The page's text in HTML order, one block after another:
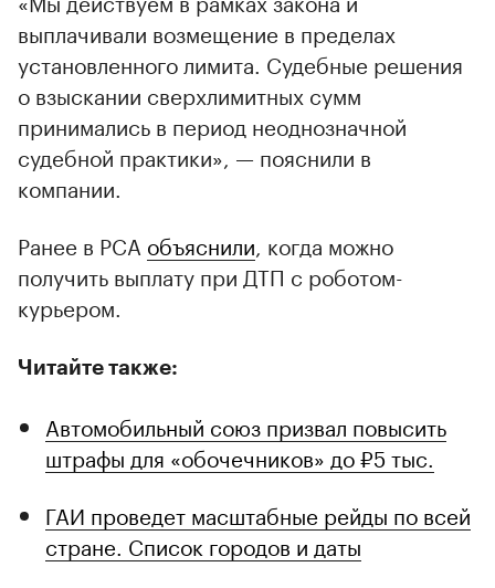
выплачивали возмещение в пределах
установленного лимита. Судебные решения
о взыскании сверхлимитных сумм
принимались в период неоднозначной
судебной практики», — пояснили в
компании.
Ранее в РСА объяснили, когда можно
получить выплату при ДТП с роботом-
курьером.
Читайте также:
Автомобильный союз призвал повысить
штрафы для «обочечников» до ₽5 тыс.
ГАИ проведет масштабные рейды по всей
стране. Список городов и даты